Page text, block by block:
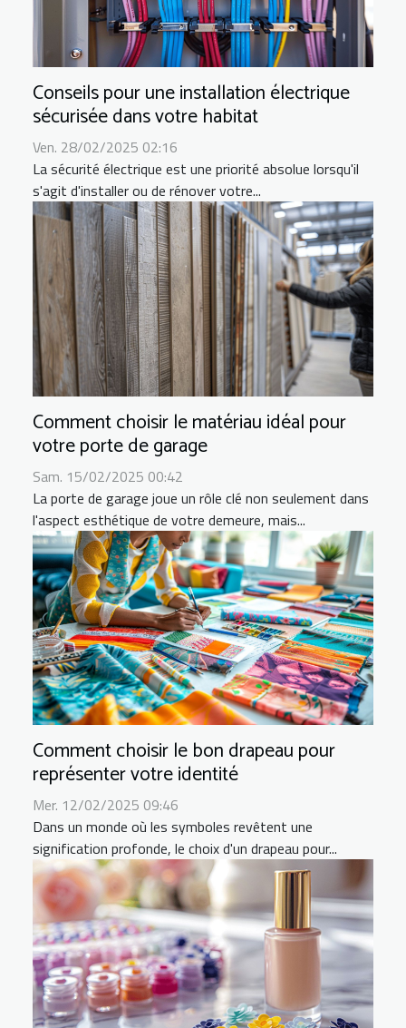
Conseils pour une installation électrique
sécurisée dans votre habitat
Ven. 28/02/2025 02:16
La sécurité électrique est une priorité absolue lorsqu'il
s'agit d'installer ou de rénover votre...
Comment choisir le matériau idéal pour
votre porte de garage
Sam. 15/02/2025 00:42
La porte de garage joue un rôle clé non seulement dans
l'aspect esthétique de votre demeure, mais...
Comment choisir le bon drapeau pour
représenter votre identité
Mer. 12/02/2025 09:46
Dans un monde où les symboles revêtent une
signification profonde, le choix d'un drapeau pour...